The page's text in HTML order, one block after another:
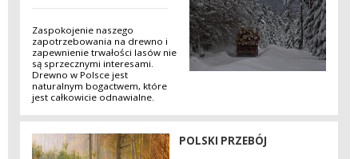
Zaspokojenie naszego
zapotrzebowania na drewno i
zapewnienie trwałości lasów nie
są sprzecznymi interesami.
Drewno w Polsce jest
naturalnym bogactwem, które
jest całkowicie odnawialne.
POLSKI PRZEBÓJ